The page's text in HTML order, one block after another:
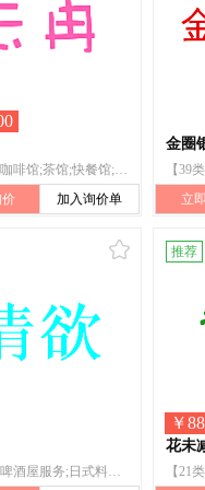
【43类】咖啡馆;茶馆;快餐馆;餐厅;帐篷出租;养老院;日间托儿所（看孩子）;动物寄养;饮水机出租;家具出租
加入询价单
金圈
立
【43类】啤酒屋服务;日式料理餐厅;酒吧服务;餐厅;自助餐厅;咖啡馆;茶馆;酒馆;酒店住宿服务;餐馆
推荐
￥
花未